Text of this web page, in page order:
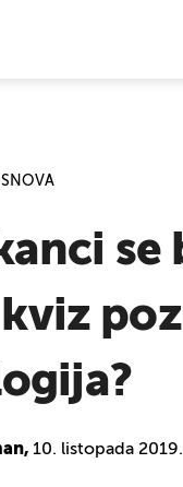
se
10. listopada